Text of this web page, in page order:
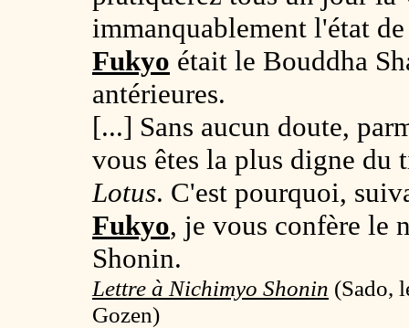
immanquablement l'état
Fukyo était le Bouddha
antérieures.
[...] Sans aucun doute,
vous êtes la plus digne du
Lotus. C'est pourquoi,
Fukyo, je vous confère le
Shonin.
Lettre à Nichimyo Shonin (Sado,
Gozen)